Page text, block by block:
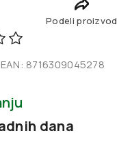
Podeli proizvod
EAN: 8716309045278
dana